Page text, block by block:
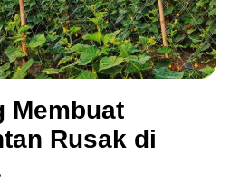
Membuat
Rusak di